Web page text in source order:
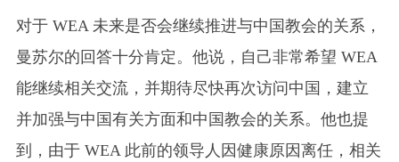
对于 WEA 未来是否会继续推进与中国教会的关系，
曼苏尔的回答十分肯定。他说，自己非常希望 WEA
能继续相关交流，并期待尽快再次访问中国，建立
并加强与中国有关方面和中国教会的关系。他也提
到，由于 WEA 此前的领导人因健康原因离任，相关